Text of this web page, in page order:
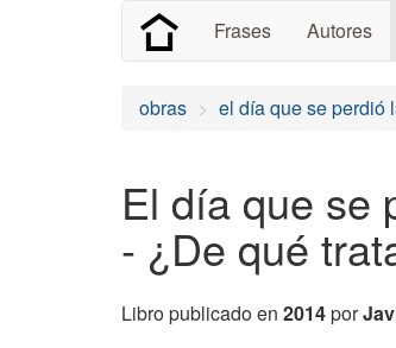
Frases Autores
obras el día que se perdió
El día que se
- ¿De qué
Libro publicado en 2014por